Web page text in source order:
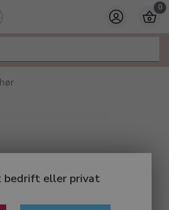
bedrift eller privat
0